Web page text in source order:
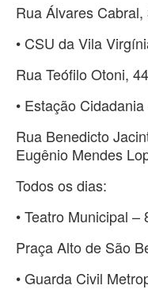
Rua Álvares
• CSU da Vila
Rua Teófilo Otoni,
• Estação
Rua Benedicto
Eugênio Mendes
Todos os dias:
• Teatro Municipal –
Praça Alto de São
• Guarda Civil